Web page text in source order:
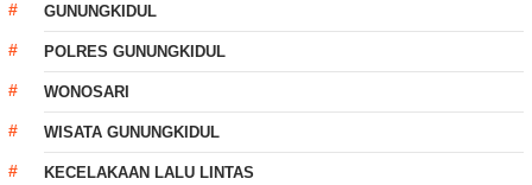
GUNUNGKIDUL
POLRES GUNUNGKIDUL
WONOSARI
WISATA GUNUNGKIDUL
KECELAKAAN LALU LINTAS